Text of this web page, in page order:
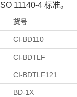
11140-4 标准。
货号
CI-BD110
CI-BDTLF
CI-BDTLF121
BD-1X